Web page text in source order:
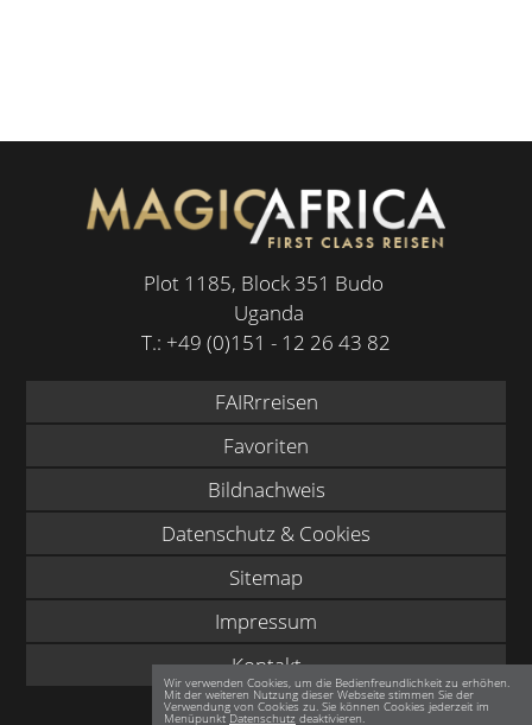
Plot 1185, Block 351 Budo
Uganda
T.: +49 (0)151 - 12 26 43 82
FAIRrreisen
Favoriten
Bildnachweis
Datenschutz & Cookies
Sitemap
Impressum
Kontakt
Wir verwenden Cookies, um die Bedienfreundlichkeit zu erhöhen.
Mit der weiteren Nutzung dieser Webseite stimmen Sie der
Verwendung von Cookies zu. Sie können Cookies jederzeit im
MenüpunktDatenschutz deaktivieren.